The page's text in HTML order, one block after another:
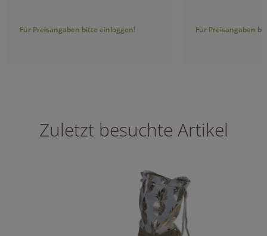
Für Preisangaben bitte einloggen! Für Preisangaben
Zuletzt besuchte Artikel